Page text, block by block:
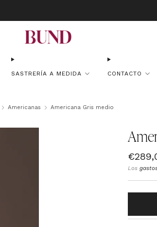
SASTRERÍA A MEDIDA CONTACTO
Americanas Americana Gris medio
Precio
Los